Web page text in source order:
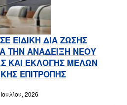
ΕΙΔΙΚΗ ΔΙΑ ΖΩΣΗΣ
ΤΗΝ ΑΝΑΔΕΙΞΗ ΝΕΟΥ
ΚΑΙ ΕΚΛΟΓΗΣ ΜΕΛΩΝ
ΕΠΙΤΡΟΠΉΣ
2026